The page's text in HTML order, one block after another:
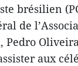
brésilien
de
Pedro
aux